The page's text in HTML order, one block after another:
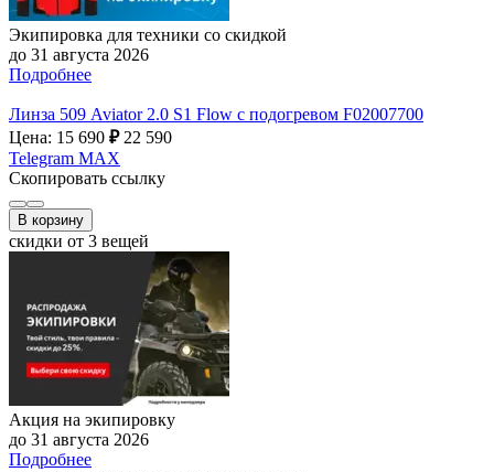
Экипировка для техники со скидкой
до 31 августа 2026
Подробнее
Линза 509 Aviator 2.0 S1 Flow с подогревом F02007700
Цена: 15 690 ₽ 22 590
Telegram MAX
Скопировать ссылку
В корзину
скидки от 3 вещей
Акция на экипировку
до 31 августа 2026
Подробнее